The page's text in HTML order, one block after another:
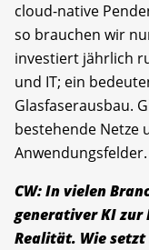
cloud-native
so brauchen wir
investiert jährlich
und IT; ein
Glasfaserausbau.
bestehende Netze
Anwendungsfelder.
CW: In vielen
generativer KI
Realität. Wie setzt